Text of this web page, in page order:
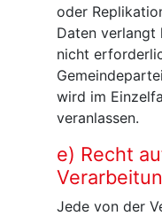
oder
Daten verlangt
nicht
wird im
veranlassen.
e) Recht
Jede von der